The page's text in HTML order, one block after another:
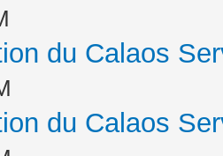
du Calaos
du Calaos